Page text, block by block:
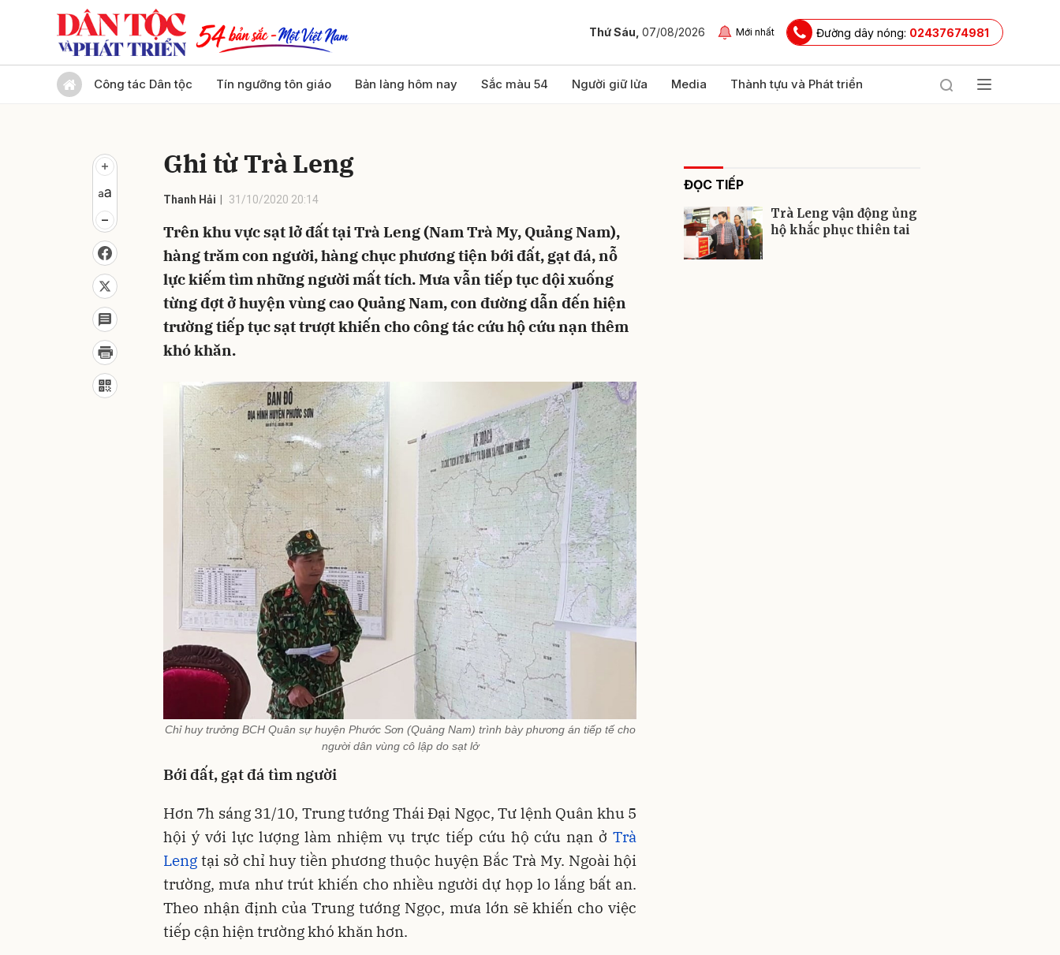
Thứ Sáu, 07/08/2026 Mới nhất Đường dây nóng: 02437674981
Công tác Dân tộc Tín ngưỡng tôn giáo Bản làng hôm nay Sắc màu 54 Người giữ lửa Media Thành tựu và Phát triển
Ghi từ Trà Leng
Thanh Hải 31/10/2020 20:14
Trên khu vực sạt lở đất tại Trà Leng (Nam Trà My, Quảng Nam),
hàng trăm con người, hàng chục phương tiện bới đất, gạt đá, nỗ
lực kiếm tìm những người mất tích. Mưa vẫn tiếp tục dội xuống
từng đợt ở huyện vùng cao Quảng Nam, con đường dẫn đến hiện
trường tiếp tục sạt trượt khiến cho công tác cứu hộ cứu nạn thêm
khó khăn.
Chỉ huy trưởng BCH Quân sự huyện Phước Sơn (Quảng Nam) trình bày phương án tiếp tế cho
người dân vùng cô lập do sạt lở
Bới đất, gạt đá tìm người
Hơn 7h sáng 31/10, Trung tướng Thái Đại Ngọc, Tư lệnh Quân khu 5
hội ý với lực lượng làm nhiệm vụ trực tiếp cứu hộ cứu nạn ở Trà
Leng tại sở chỉ huy tiền phương thuộc huyện Bắc Trà My. Ngoài hội
trường, mưa như trút khiến cho nhiều người dự họp lo lắng bất an.
Theo nhận định của Trung tướng Ngọc, mưa lớn sẽ khiến cho việc
tiếp cận hiện trường khó khăn hơn.
ĐỌC TIẾP
Trà Leng vận động ủng
hộ khắc phục thiên tai
Gửi bình luận
Gửi